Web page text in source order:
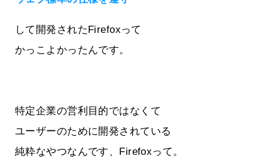
して開発されたFirefoxって
かっこよかったんです。
特定企業の営利目的ではなくて
ユーザーのために開発されている
純粋なやつなんです、Firefoxって。